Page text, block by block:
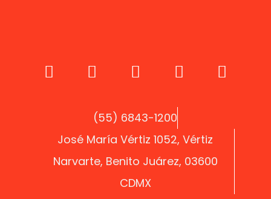
(55) 6843-1200
José María Vértiz 1052, Vértiz
Narvarte, Benito Juárez, 03600
CDMX